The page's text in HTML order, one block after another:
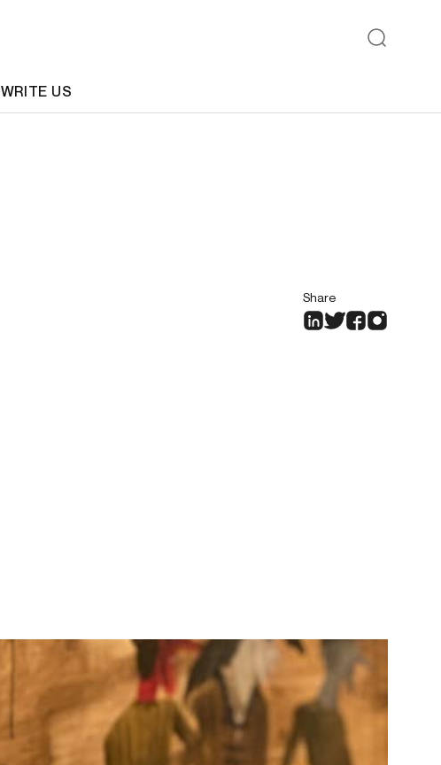
WRITE US
Share